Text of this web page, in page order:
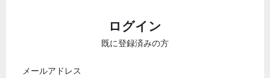
ログイン
既に登録済みの方
メールアドレス